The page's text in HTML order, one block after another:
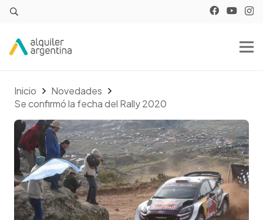
Inicio
Novedades
Se confirmó la fecha del Rally 2020